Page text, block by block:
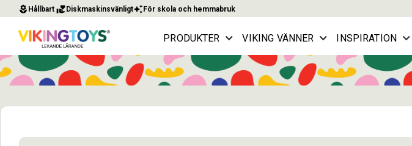
local_florist Hållbart volunteer_activism Diskmaskinsvänligtauto_awesome För skola och hemmabruk
PRODUKTER VIKING VÄNNER INSPIRATION